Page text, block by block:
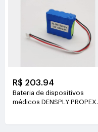
R$ 203.94
Bateria de dispositivos
médicos DENSPLY PROPEX-